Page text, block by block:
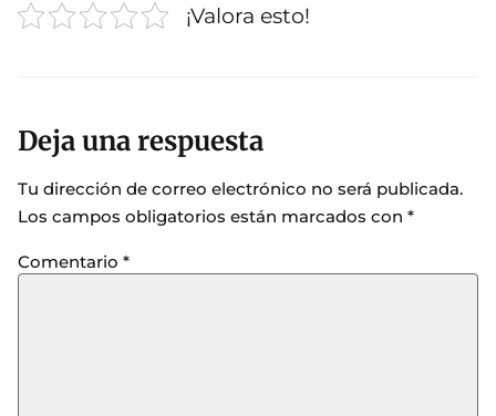
¡Valora esto!
Deja una respuesta
Tu dirección de correo electrónico no será publicada.
Los campos obligatorios están marcados con *
Comentario *